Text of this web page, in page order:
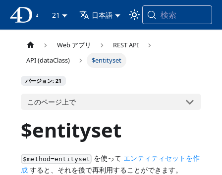
21 日本語 検索
Web アプリ
REST API
API (dataClass)
$entityset
バージョン: 21
このページ上で
$entityset
$method=entityset を使って エンティティセットを作
成 すると、それを後で再利用することができます。